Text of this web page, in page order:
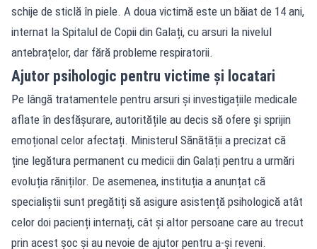
schije de sticlă în piele. A doua victimă este un băiat de 14 ani,
internat la Spitalul de Copii din Galați, cu arsuri la nivelul
antebrațelor, dar fără probleme respiratorii.
Ajutor psihologic pentru victime și locatari
Pe lângă tratamentele pentru arsuri și investigațiile medicale
aflate în desfășurare, autoritățile au decis să ofere și sprijin
emoțional celor afectați. Ministerul Sănătății a precizat că
ține legătura permanent cu medicii din Galați pentru a urmări
evoluția răniților. De asemenea, instituția a anunțat că
specialiștii sunt pregătiți să asigure asistență psihologică atât
celor doi pacienți internați, cât și altor persoane care au trecut
prin acest șoc și au nevoie de ajutor pentru a-și reveni.